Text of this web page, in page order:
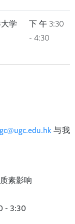
学
下午3:30
- 4:30
与我
素影响
- 3:30